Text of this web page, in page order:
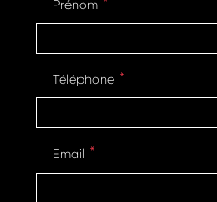
Prénom
Téléphone
Email